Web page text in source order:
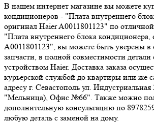
В нашем интернет магазине вы можете
кондиционеров - "Плата внутреннего
оригинал Haier A0011801123" по
"Плата внутреннего блока кондиционера,
A0011801123", вы можете быть уверены в
запчасти, в полной совместимости
устройством Haier. Доставка заказа
курьерской службой до квартиры или же
адресу г. Севастополь ул.
"Мельница), Офис №66". Также можно
дополнительную консультацию по
любую деталь с заменой на дому.